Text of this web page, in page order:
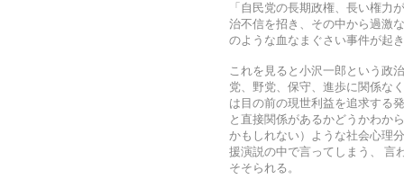
「自民党の長期政権、長い権力
治不信を招き、その中から過激
のような血なまぐさい事件が起
これを見ると小沢一郎という政
党、野党、保守、進歩に関係な
は目の前の現世利益を追求する
と直接関係があるかどうかわか
かもしれない）ような社会心理
援演説の中で言ってしまう、 言
そそられる。